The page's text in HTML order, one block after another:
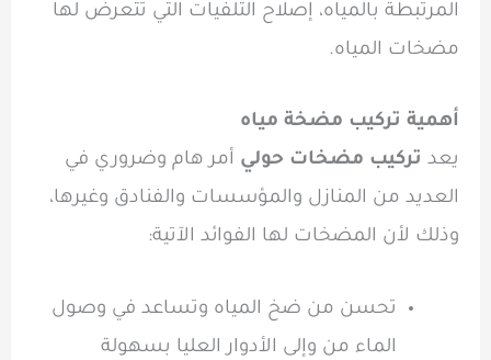
المرتبطة بالمياه، إصلاح التلفيات التي تتعرض لها
مضخات المياه.
أهمية تركيب مضخة مياه
يعد تركيب مضخات حولي أمر هام وضروري في
العديد من المنازل والمؤسسات والفنادق وغيرها،
وذلك لأن المضخات لها الفوائد الآتية:
تحسن من ضخ المياه وتساعد في وصول
الماء من وإلى الأدوار العليا بسهولة